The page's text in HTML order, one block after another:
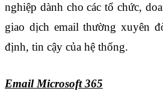
nghiệp dành cho các tổ chức,
giao dịch email thường xuyên
định, tin cậy của hệ thống.
Email Microsoft 365